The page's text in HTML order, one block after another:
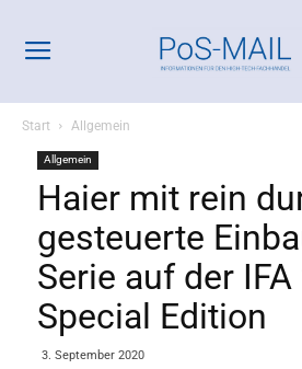
Start Allgemein
Allgemein
Haier mit rein
gesteuerte
Serie auf der
Special Edition
3. September 2020